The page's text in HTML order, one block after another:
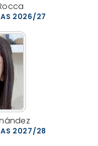
2026/27
2027/28